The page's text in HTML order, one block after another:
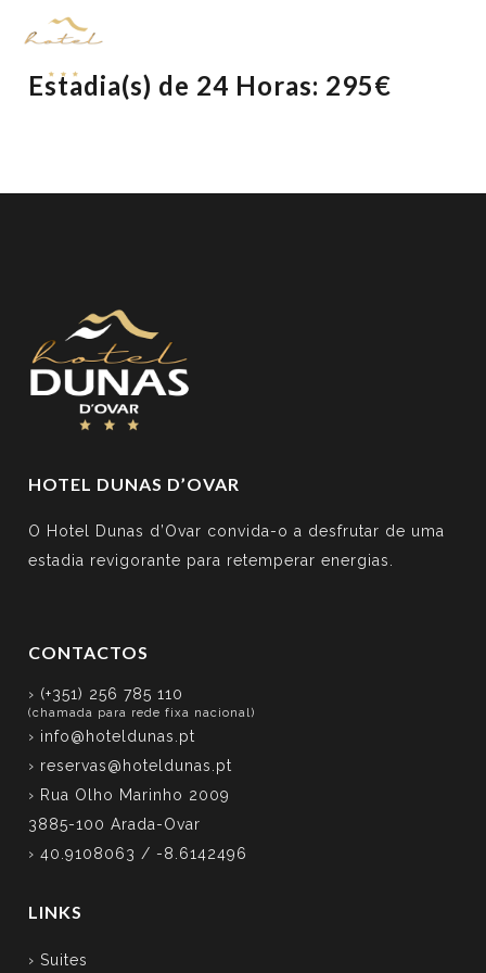
Estadia(s) de 24 Horas: 295€
HOTEL DUNAS D’OVAR
O Hotel Dunas d’Ovar convida-o a desfrutar de uma
estadia revigorante para retemperar energias.
CONTACTOS
› (+351) 256 785 110
(chamada para rede fixa nacional)
› info@hoteldunas.pt
› reservas@hoteldunas.pt
› Rua Olho Marinho 2009
3885-100 Arada-Ovar
› 40.9108063 / -8.6142496
LINKS
› Suites